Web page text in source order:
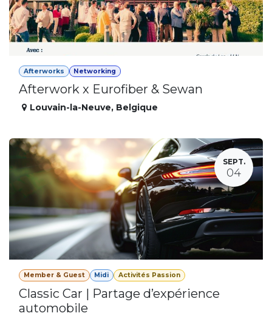
Afterworks Networking
Afterwork x Eurofiber & Sewan
Louvain-la-Neuve, Belgique
SEPT.
04
Member & Guest Midi Activités Passion
Classic Car | Partage d’expérience
automobile